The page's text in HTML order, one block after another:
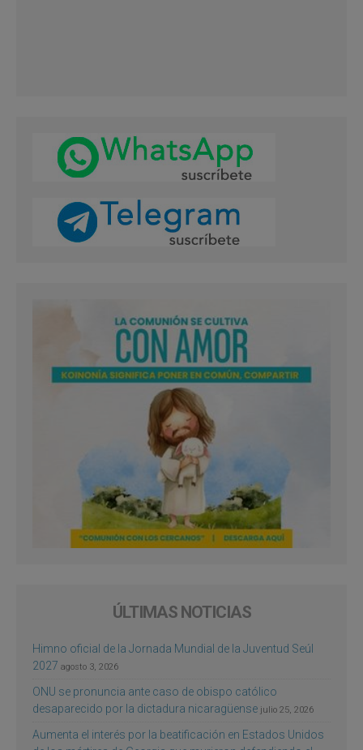
ÚLTIMAS NOTICIAS
Himno oficial de la Jornada Mundial de la Juventud Seúl
2027 agosto 3, 2026
ONU se pronuncia ante caso de obispo católico
desaparecido por la dictadura nicaragüense julio 25, 2026
Aumenta el interés por la beatificación en Estados Unidos